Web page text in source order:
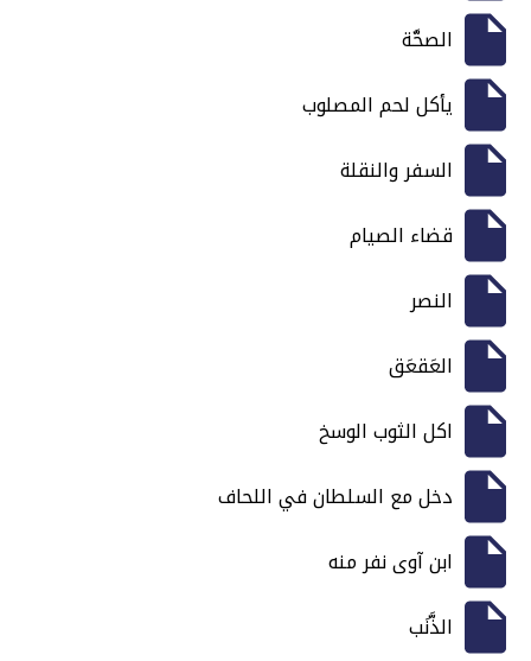
الصحَّة
يأكل لحم المصلوب
السفر والنقلة
قضاء الصيام
النصر
العَقعَق
اكل الثوب الوسخ
دخل مع السلطان في اللحاف
ابن آوى نفر منه
الذَّنَب